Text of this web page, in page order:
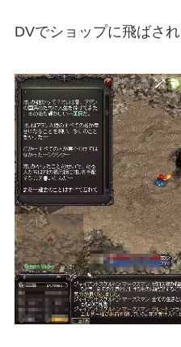
DVでショップに飛ばされ